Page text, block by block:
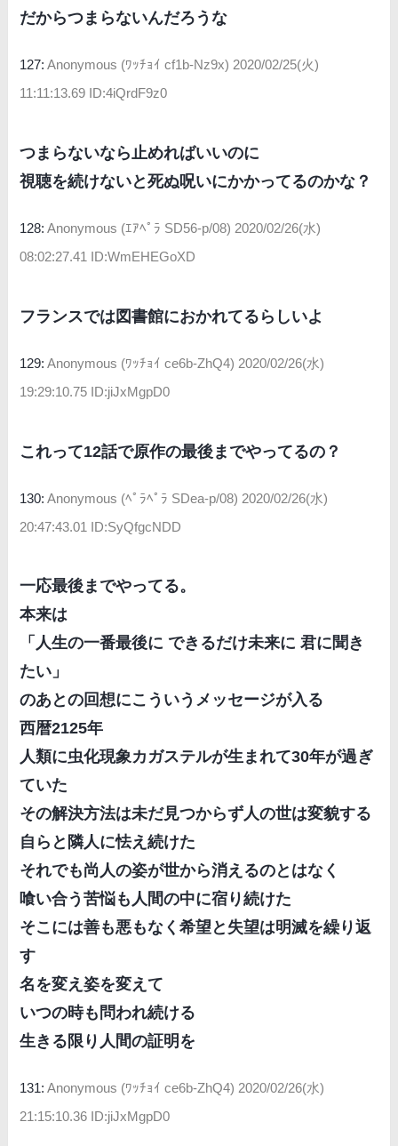
だからつまらないんだろうな
127:Anonymous (ﾜｯﾁｮｲ cf1b-Nz9x) 2020/02/25(火)
11:11:13.69 ID:4iQrdF9z0
つまらないなら止めればいいのに
視聴を続けないと死ぬ呪いにかかってるのかな？
128:Anonymous (ｴｱﾍﾟﾗ SD56-p/08) 2020/02/26(水)
08:02:27.41 ID:WmEHEGoXD
フランスでは図書館におかれてるらしいよ
129:Anonymous (ﾜｯﾁｮｲ ce6b-ZhQ4) 2020/02/26(水)
19:29:10.75 ID:jiJxMgpD0
これって12話で原作の最後までやってるの？
130:Anonymous (ﾍﾟﾗﾍﾟﾗ SDea-p/08) 2020/02/26(水)
20:47:43.01 ID:SyQfgcNDD
一応最後までやってる。
本来は
「人生の一番最後に できるだけ未来に 君に聞き
たい」
のあとの回想にこういうメッセージが入る
西暦2125年
人類に虫化現象カガステルが生まれて30年が過ぎ
ていた
その解決方法は未だ見つからず人の世は変貌する
自らと隣人に怯え続けた
それでも尚人の姿が世から消えるのとはなく
喰い合う苦悩も人間の中に宿り続けた
そこには善も悪もなく希望と失望は明滅を繰り返
す
名を変え姿を変えて
いつの時も問われ続ける
生きる限り人間の証明を
131:Anonymous (ﾜｯﾁｮｲ ce6b-ZhQ4) 2020/02/26(水)
21:15:10.36 ID:jiJxMgpD0